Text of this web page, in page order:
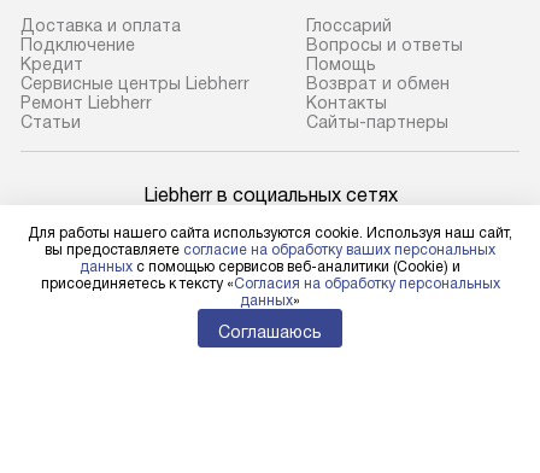
Доставка и оплата
Подключение
Кредит
Сервисные центры Liebherr
Ремонт Liebherr
Cтатьи
Глоссарий
Вопросы и ответы
Помощь
Возврат и обмен
Контакты
Сайты-партнеры
Liebherr в социальных сетях
Для физических лиц
shop@l-rus.ru
Для юридических лиц
Для работы нашего сайта используются cookie. Используя наш сайт,
вы предоставляете согласие на обработку ваших персональных
данных с помощью сервисов веб-аналитики (Cookie) и
присоединяетесь к тексту «Согласия на обработку персональных
данных»
Соглашаюсь